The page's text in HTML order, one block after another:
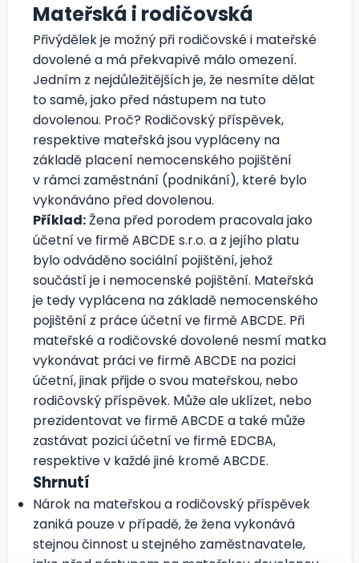
Mateřská i rodičovská
Přivýdělek je možný při rodičovské i mateřské
dovolené a má překvapivě málo omezení.
Jedním z nejdůležitějších je, že nesmíte dělat
to samé, jako před nástupem na tuto
dovolenou. Proč? Rodičovský příspěvek,
respektive mateřská jsou vypláceny na
základě placení nemocenského pojištění
v rámci zaměstnání (podnikání), které bylo
vykonáváno před dovolenou.
Příklad:Žena před porodem pracovala jako
účetní ve firmě ABCDE s.r.o. a z jejího platu
bylo odváděno sociální pojištění, jehož
součástí je i nemocenské pojištění. Mateřská
je tedy vyplácena na základě nemocenského
pojištění z práce účetní ve firmě ABCDE. Při
mateřské a rodičovské dovolené nesmí matka
vykonávat práci ve firmě ABCDE na pozici
účetní, jinak přijde o svou mateřskou, nebo
rodičovský příspěvek. Může ale uklízet, nebo
prezidentovat ve firmě ABCDE a také může
zastávat pozici účetní ve firmě EDCBA,
respektive v každé jiné kromě ABCDE.
Shrnutí
Nárok na mateřskou a rodičovský příspěvek
zaniká pouze v případě, že žena vykonává
stejnou činnost u stejného zaměstnavatele,